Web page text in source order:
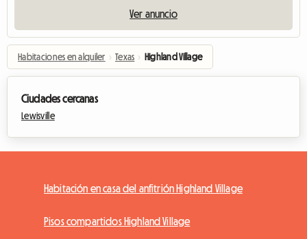
Ver anuncio
Habitaciones en alquiler › Texas › Highland Village
Ciudades cercanas
Lewisville
Habitación en casa del anfitrión Highland Village
Pisos compartidos Highland Village